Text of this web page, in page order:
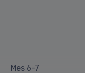
Mes 6-7